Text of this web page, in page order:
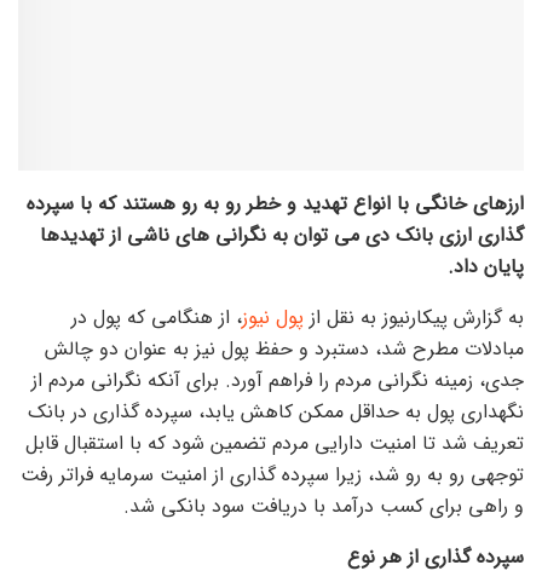
ارز‌های خانگی با انواع تهدید و خطر رو به رو هستند که با سپرده
گذاری ارزی بانک دی می توان به نگرانی های ناشی از تهدیدها
پایان داد.
به گزارش پیکارنیوز به نقل از پول نیوز، از هنگامی که پول در
مبادلات مطرح شد، دستبرد و حفظ پول نیز به عنوان دو چالش
جدی، زمینه نگرانی مردم را فراهم آورد. برای آنکه نگرانی مردم از
نگهداری پول به حداقل ممکن کاهش یابد، سپرده گذاری در بانک
تعریف شد تا امنیت دارایی مردم تضمین شود که با استقبال قابل
توجهی رو به رو شد، زیرا سپرده گذاری از امنیت سرمایه فراتر رفت
و راهی برای کسب درآمد با دریافت سود بانکی شد.
سپرده گذاری از هر نوع